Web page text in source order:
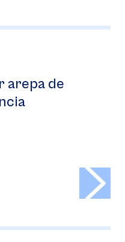
arepa de